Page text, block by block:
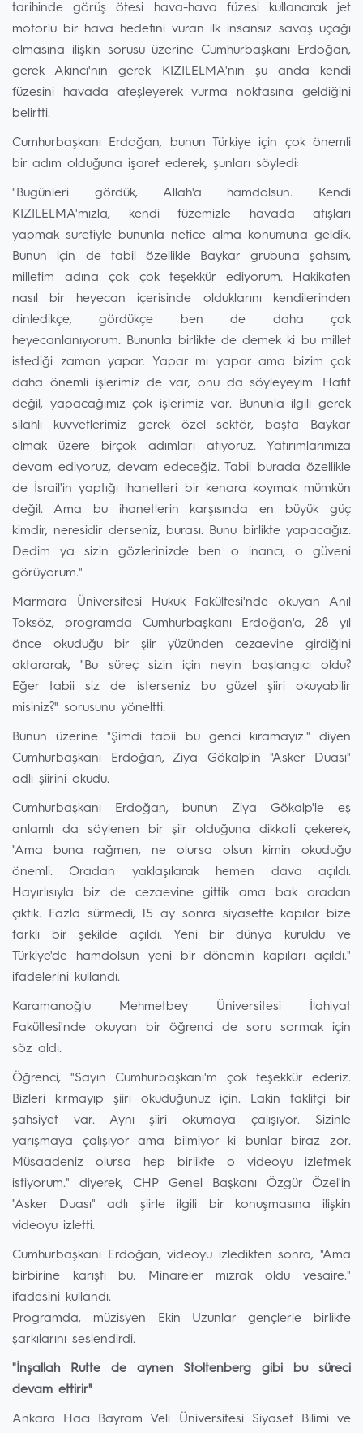
tarihinde görüş ötesi hava-hava füzesi kullanarak jet
motorlu bir hava hedefini vuran ilk insansız savaş uçağı
olmasına ilişkin sorusu üzerine Cumhurbaşkanı Erdoğan,
gerek Akıncı'nın gerek KIZILELMA'nın şu anda kendi
füzesini havada ateşleyerek vurma noktasına geldiğini
belirtti.
Cumhurbaşkanı Erdoğan, bunun Türkiye için çok önemli
bir adım olduğuna işaret ederek, şunları söyledi:
"Bugünleri gördük, Allah'a hamdolsun. Kendi
KIZILELMA'mızla, kendi füzemizle havada atışları
yapmak suretiyle bununla netice alma konumuna geldik.
Bunun için de tabii özellikle Baykar grubuna şahsım,
milletim adına çok çok teşekkür ediyorum. Hakikaten
nasıl bir heyecan içerisinde olduklarını kendilerinden
dinledikçe, gördükçe ben de daha çok
heyecanlanıyorum. Bununla birlikte de demek ki bu millet
istediği zaman yapar. Yapar mı yapar ama bizim çok
daha önemli işlerimiz de var, onu da söyleyeyim. Hafif
değil, yapacağımız çok işlerimiz var. Bununla ilgili gerek
silahlı kuvvetlerimiz gerek özel sektör, başta Baykar
olmak üzere birçok adımları atıyoruz. Yatırımlarımıza
devam ediyoruz, devam edeceğiz. Tabii burada özellikle
de İsrail'in yaptığı ihanetleri bir kenara koymak mümkün
değil. Ama bu ihanetlerin karşısında en büyük güç
kimdir, neresidir derseniz, burası. Bunu birlikte yapacağız.
Dedim ya sizin gözlerinizde ben o inancı, o güveni
görüyorum."
Marmara Üniversitesi Hukuk Fakültesi'nde okuyan Anıl
Toksöz, programda Cumhurbaşkanı Erdoğan'a, 28 yıl
önce okuduğu bir şiir yüzünden cezaevine girdiğini
aktararak, "Bu süreç sizin için neyin başlangıcı oldu?
Eğer tabii siz de isterseniz bu güzel şiiri okuyabilir
misiniz?" sorusunu yöneltti.
Bunun üzerine "Şimdi tabii bu genci kıramayız." diyen
Cumhurbaşkanı Erdoğan, Ziya Gökalp'in "Asker Duası"
adlı şiirini okudu.
Cumhurbaşkanı Erdoğan, bunun Ziya Gökalp'le eş
anlamlı da söylenen bir şiir olduğuna dikkati çekerek,
"Ama buna rağmen, ne olursa olsun kimin okuduğu
önemli. Oradan yaklaşılarak hemen dava açıldı.
Hayırlısıyla biz de cezaevine gittik ama bak oradan
çıktık. Fazla sürmedi, 15 ay sonra siyasette kapılar bize
farklı bir şekilde açıldı. Yeni bir dünya kuruldu ve
Türkiye'de hamdolsun yeni bir dönemin kapıları açıldı."
ifadelerini kullandı.
Karamanoğlu Mehmetbey Üniversitesi İlahiyat
Fakültesi'nde okuyan bir öğrenci de soru sormak için
söz aldı.
Öğrenci, "Sayın Cumhurbaşkanı'm çok teşekkür ederiz.
Bizleri kırmayıp şiiri okuduğunuz için. Lakin taklitçi bir
şahsiyet var. Aynı şiiri okumaya çalışıyor. Sizinle
yarışmaya çalışıyor ama bilmiyor ki bunlar biraz zor.
Müsaadeniz olursa hep birlikte o videoyu izletmek
istiyorum." diyerek, CHP Genel Başkanı Özgür Özel'in
"Asker Duası" adlı şiirle ilgili bir konuşmasına ilişkin
videoyu izletti.
Cumhurbaşkanı Erdoğan, videoyu izledikten sonra, "Ama
birbirine karıştı bu. Minareler mızrak oldu vesaire."
ifadesini kullandı.
Programda, müzisyen Ekin Uzunlar gençlerle birlikte
şarkılarını seslendirdi.
⁠"İnşallah Rutte de aynen Stoltenberg gibi bu süreci
devam ettirir"
Ankara Hacı Bayram Veli Üniversitesi Siyaset Bilimi ve